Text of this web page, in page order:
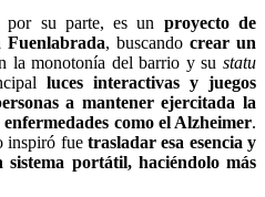
por su parte, es un proyecto de
Fuenlabrada, buscando crear un
la monotonía del barrio y sustatu
luces interactivas y juegos
a mantener ejercitada la
como el Alzheimer.
inspiró fue trasladar esa esencia y
portátil, haciéndolo más